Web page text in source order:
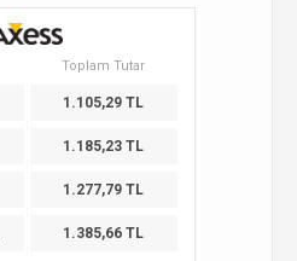
Toplam Tutar
1.105,29 TL
1.185,23 TL
1.277,79 TL
1.385,66 TL